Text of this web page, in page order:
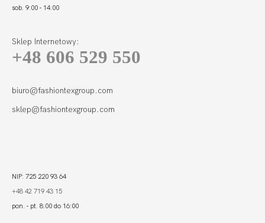
sob. 9:00 - 14:00
Sklep Internetowy:
+48 606 529 550
biuro@fashiontexgroup.com
sklep@fashiontexgroup.com
NIP: 725 220 93 64
+48 42 719 43 15
pon. - pt. 8:00 do 16:00